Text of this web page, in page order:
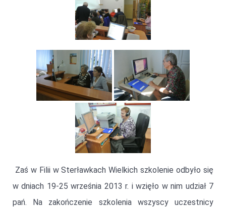
Zaś w Filii w Sterławkach Wielkich szkolenie odbyło się
w dniach 19-25 września 2013 r. i wzięło w nim udział 7
pań. Na zakończenie szkolenia wszyscy uczestnicy